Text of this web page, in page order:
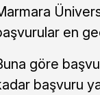
en
göre
başvuru